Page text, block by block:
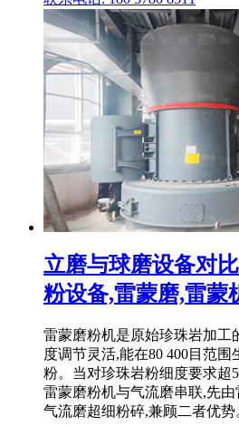
立磨与球磨设备对
粉设备,雷蒙磨,雷蒙
雷蒙磨粉机是原始珍珠岩加工
度调节灵活,能在80 400目范
粉。当对珍珠岩粉细度要求超
雷蒙磨粉机与气流磨串联,先
气流磨超细粉碎,兼顾二者优势